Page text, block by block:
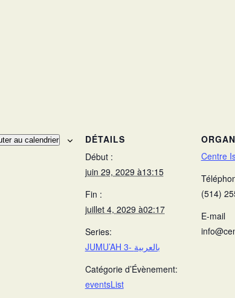
au calendrier
DÉTAILS
Début :
juin 29, 2029 à13:15
Fin :
juillet 4, 2029 à02:17
Series:
JUMU’AH 3- بالعربية
Catégorie d’Évènement:
eventsList
Centre
(514)
E-mail